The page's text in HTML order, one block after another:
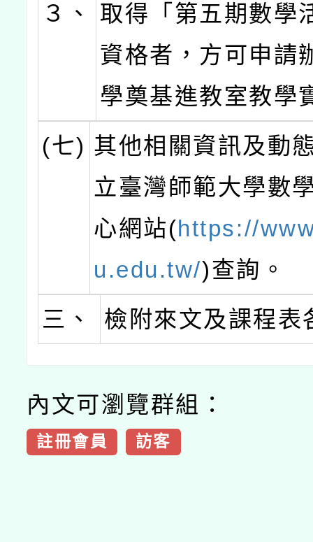
３、
取得「第五期數學
資格者，方可申請
學奠基進教室教學
(七) 其他相關資訊及動
立臺灣師範大學數
心網站(https://
u.edu.tw/)查詢。
三、
檢附來文及課程表
內文可瀏覽群組：
註冊會員 訪客